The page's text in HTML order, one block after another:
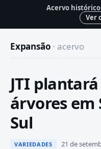
Acervo histórico
Ver
Expansão · acervo
JTI
árvores em
Sul
VARIEDADES 21 de